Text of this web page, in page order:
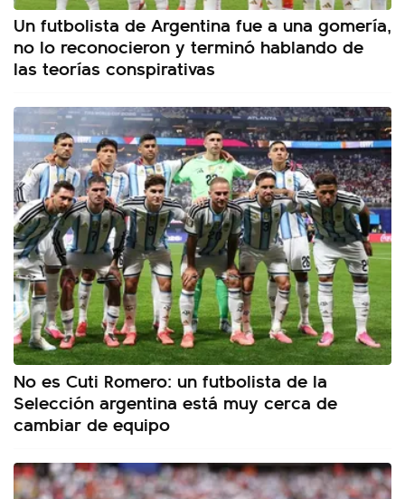
Un futbolista de Argentina fue a una gomería,
no lo reconocieron y terminó hablando de
las teorías conspirativas
No es Cuti Romero: un futbolista de la
Selección argentina está muy cerca de
cambiar de equipo